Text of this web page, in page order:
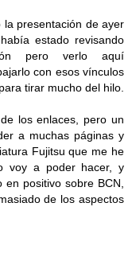
presentación de ayer
estado revisando
pero verlo aquí
con esos vínculos
tirar mucho del hilo.
los enlaces, pero un
a muchas páginas y
Fujitsu que me he
voy a poder hacer, y
positivo sobre BCN,
de los aspectos